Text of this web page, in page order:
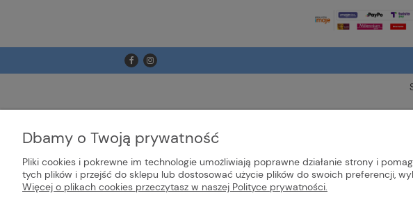
Dbamy o Twoją prywatność
Pliki cookies i pokrewne im technologie umożliwiają poprawne działanie strony i
tych plików i przejść do sklepu lub dostosować użycie plików do swoich preferencji,
Więcej o plikach cookies przeczytasz w naszej Polityce prywatności.